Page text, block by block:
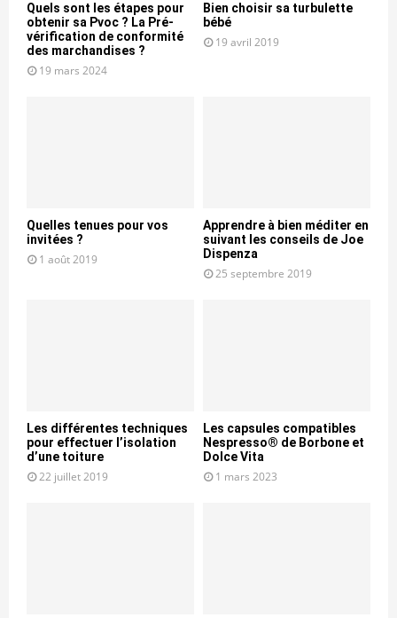
Quels sont les étapes pour
obtenir sa Pvoc ? La Pré-
vérification de conformité
des marchandises ?
19 mars 2024
Bien choisir sa turbulette
bébé
19 avril 2019
Quelles tenues pour vos
invitées ?
1 août 2019
Apprendre à bien méditer en
suivant les conseils de Joe
Dispenza
25 septembre 2019
Les différentes techniques
pour effectuer l’isolation
d’une toiture
22 juillet 2019
Les capsules compatibles
Nespresso® de Borbone et
Dolce Vita
1 mars 2023